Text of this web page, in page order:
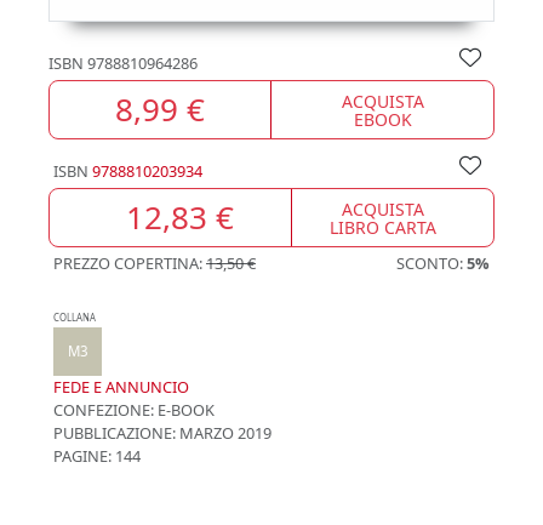
ISBN 9788810964286
8,99 € ACQUISTA
EBOOK
ISBN 9788810203934
12,83 € ACQUISTA
LIBRO CARTA
PREZZO COPERTINA:13,50 € SCONTO:5%
COLLANA
M3
FEDE E ANNUNCIO
CONFEZIONE: E-BOOK
PUBBLICAZIONE: MARZO 2019
PAGINE: 144